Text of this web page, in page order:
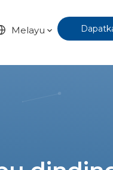
Melayu